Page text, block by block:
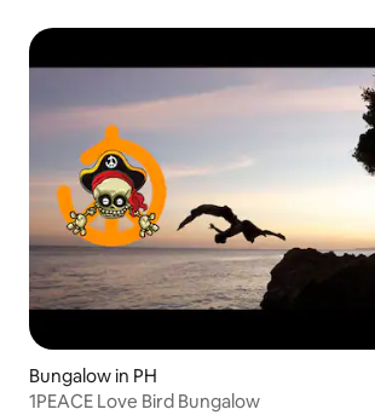
Bungalow in PH
1PEACE Love Bird Bungalow